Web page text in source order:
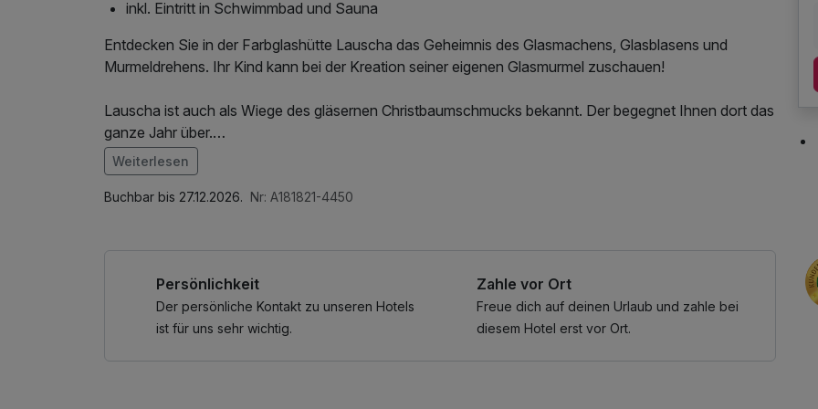
inkl. Eintritt in Schwimmbad und Sauna
Entdecken Sie in der Farbglashütte Lauscha das Geheimnis des Glasmachens, Glasblasens und
Murmeldrehens. Ihr Kind kann bei der Kreation seiner eigenen Glasmurmel zuschauen!
Lauscha ist auch als Wiege des gläsernen Christbaumschmucks bekannt. Der begegnet Ihnen dort das
ganze Jahr über.
Kinder unter 3 Jahre kostenfrei
Kinder 3-5 Jahre € 10,00/Nacht
Belegungsmöglichkeiten der jeweiligen Zimmerkategorie:
Im Doppelzimmer oder Single mit Kind max. 1 Kind, im Studio max. 2 Kinder und im Familienzimmer
max. 3 Kinder buchbar.
Im Angebot enthalten
Saunabenutzung, Saunatuch, Parkplatz, Nutzung des Fitnessbereichs, W-LAN Nutzung /
Weiterlesen
Buchbar bis 27.12.2026. Nr: A181821-4450
Persönlichkeit
Der persönliche Kontakt zu unseren Hotels
ist für uns sehr wichtig.
Zahle vor Ort
Freue dich auf deinen Urlaub und zahle bei
diesem Hotel erst vor Ort.